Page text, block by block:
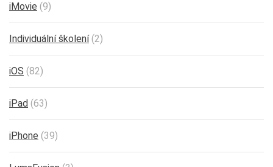
iMovie (9)
Individuální školení(2)
iOS (82)
iPad (63)
iPhone (39)